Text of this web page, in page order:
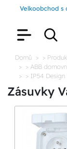
Velkoobchod s
Domů >
> ABB
> IP54
Zásuvky